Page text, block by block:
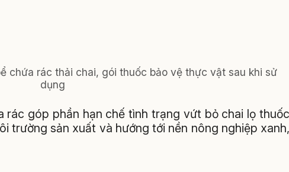
chứa rác thải chai, gói thuốc bảo vệ thực vật sau khi sử
dụng
góp phần hạn chế tình trạng vứt bỏ chai lọ thuốc
trường sản xuất và hướng tới nền nông nghiệp xanh,